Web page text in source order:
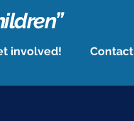
involved! Contact